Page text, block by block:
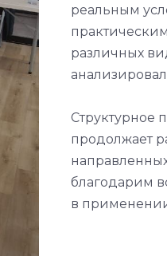
реальным
различных
Структурное
продолжает
благодарим
в